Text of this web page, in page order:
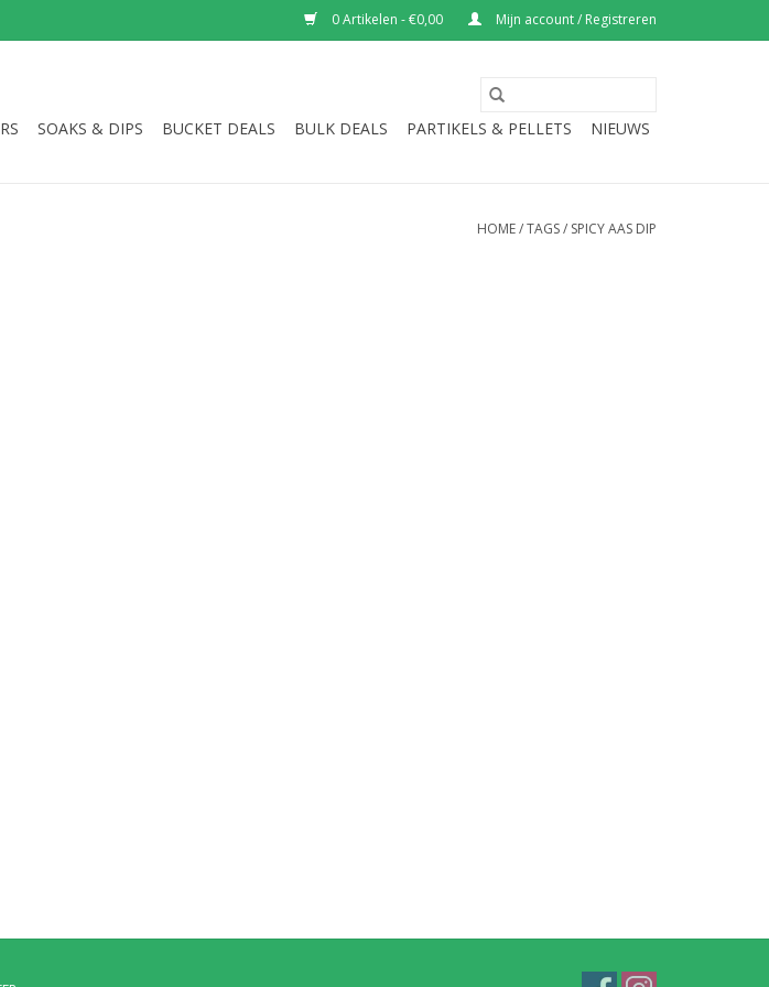
0 Artikelen - €0,00 Mijn account / Registreren
SOAKS & DIPS BUCKET DEALS BULK DEALS PARTIKELS & PELLETS NIEUWS
HOME/TAGS/ SPICY AAS DIP